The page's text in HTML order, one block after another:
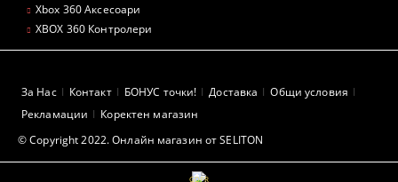
Xbox 360 Аксесоари
XBOX 360 Контролери
© Copyright 2022. Онлайн магазин от SELITON
За Нас Контакт БОНУС точки! Доставка
Общи условия
Рекламации
Коректен магазин
GDPR